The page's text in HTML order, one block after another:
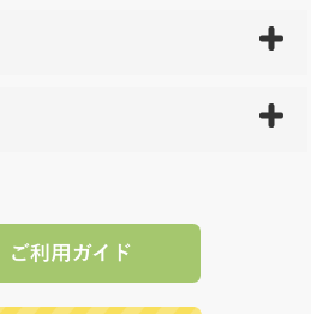
付後）、 長崎県下全域に点在
品の送料は、こちらの
全国送
客様の元へ直送いたしますの
料が必要になります。
どで不都合が生じている場合
。）
ませんが、当協会までご注文
ご入金を確認した後で、商品を
「PayPay」「楽天ペイ」を指